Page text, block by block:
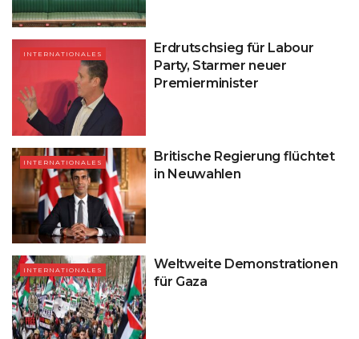
INTERNATIONALES
Erdrutschsieg für Labour
Party, Starmer neuer
Premierminister
INTERNATIONALES
Britische Regierung flüchtet
in Neuwahlen
INTERNATIONALES
Weltweite Demonstrationen
für Gaza